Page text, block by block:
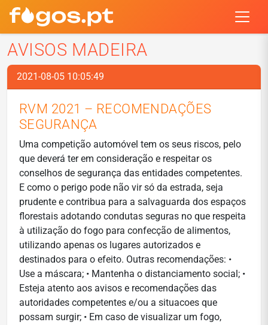
AVISOS MADEIRA
2021-08-05 10:05:49
RVM 2021 – RECOMENDAÇÕES
SEGURANÇA
Uma competição automóvel tem os seus riscos, pelo
que deverá ter em consideração e respeitar os
conselhos de segurança das entidades competentes.
E como o perigo pode não vir só da estrada, seja
prudente e contribua para a salvaguarda dos espaços
florestais adotando condutas seguras no que respeita
à utilização do fogo para confecção de alimentos,
utilizando apenas os lugares autorizados e
destinados para o efeito. Outras recomendações: •
Use a máscara; • Mantenha o distanciamento social; •
Esteja atento aos avisos e recomendações das
autoridades competentes e/ou a situacoes que
possam surgir; • Em caso de visualizar um fogo,